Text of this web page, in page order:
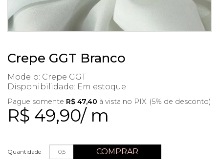
Crepe GGT Branco
Modelo: Crepe GGT
Disponibilidade: Em estoque
R$ 49,90/ m
Pague somente R$ 47,40 à vista no PIX. (5% de desconto)
Quantidade COMPRAR